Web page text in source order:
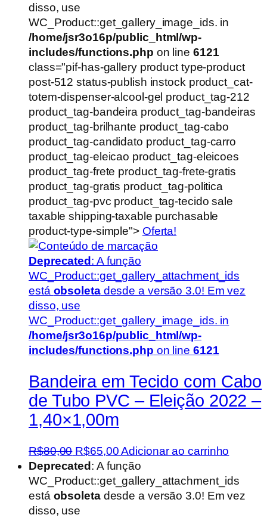
disso, use
WC_Product::get_gallery_image_ids. in
/home/jsr3o16p/public_html/wp-
includes/functions.php on line 6121
class="pif-has-gallery product type-product
post-512 status-publish instock product_cat-
totem-dispenser-alcool-gel product_tag-212
product_tag-bandeira product_tag-bandeiras
product_tag-brilhante product_tag-cabo
product_tag-candidato product_tag-carro
product_tag-eleicao product_tag-eleicoes
product_tag-frete product_tag-frete-gratis
product_tag-gratis product_tag-politica
product_tag-pvc product_tag-tecido sale
taxable shipping-taxable purchasable
product-type-simple"> Oferta!
Deprecated : A função
WC_Product::get_gallery_attachment_ids
está obsoletadesde a versão 3.0! Em vez
disso, use
WC_Product::get_gallery_image_ids. in
/home/jsr3o16p/public_html/wp-
includes/functions.php on line 6121
Bandeira em Tecido com Cabo
de Tubo PVC – Eleição 2022 –
1,40×1,00m
R$80,00 O
preço
original
era:
R$80,00.
R$65,00O
preço
atual
é:
Adicionar ao carrinho
Deprecated: A função
WC_Product::get_gallery_attachment_ids
está obsoletadesde a versão 3.0! Em vez
disso, use